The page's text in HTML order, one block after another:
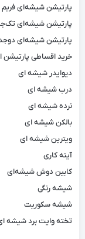
پارتیشن شیشه‌ای
پارتیشن شیشه‌ای
پارتیشن شیشه‌ای
خرید اقساطی پارتیشن
دیوایدر شیشه ای
درب شیشه ای
نرده شیشه ای
بالکن شیشه ای
ویترین شیشه ای
آینه کاری
کابین دوش شیشه‌ای
شیشه رنگی
شیشه سکوریت
تخته وایت برد شیشه